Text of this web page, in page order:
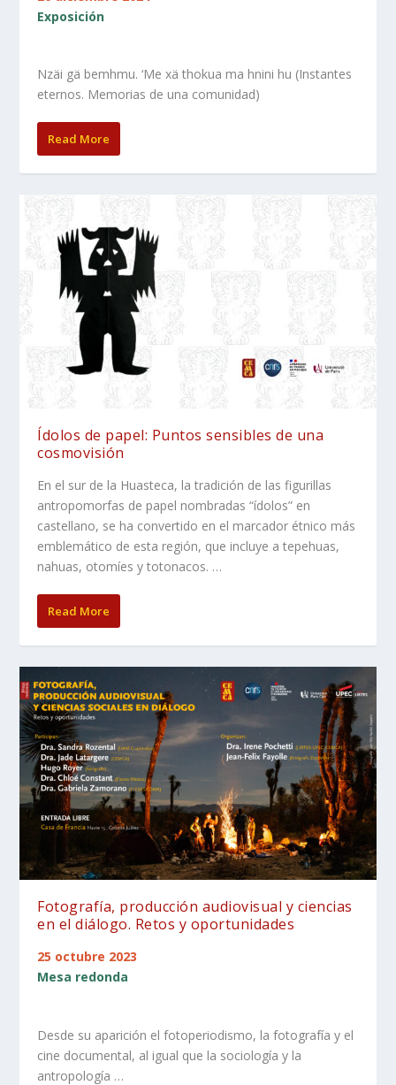
Exposición
Nzäi gä bemhmu. ‘Me xä thokua ma hnini hu (Instantes
eternos. Memorias de una comunidad)
Read More
Ídolos de papel: Puntos sensibles de una
cosmovisión
En el sur de la Huasteca, la tradición de las figurillas
antropomorfas de papel nombradas “ídolos” en
castellano, se ha convertido en el marcador étnico más
emblemático de esta región, que incluye a tepehuas,
nahuas, otomíes y totonacos. …
Read More
Fotografía, producción audiovisual y ciencias
en el diálogo. Retos y oportunidades
25 octubre 2023
Mesa redonda
Desde su aparición el fotoperiodismo, la fotografía y el
cine documental, al igual que la sociología y la
antropología …